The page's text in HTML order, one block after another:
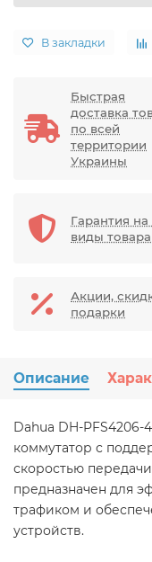
В закладки
Быстрая
доставка
по всей
территории
Украины
Гарантия на
виды товара
Акции,
подарки
Описание
Dahua DH-PFS4206-
коммутатор с
скоростью
предназначен для
трафиком и
устройств.